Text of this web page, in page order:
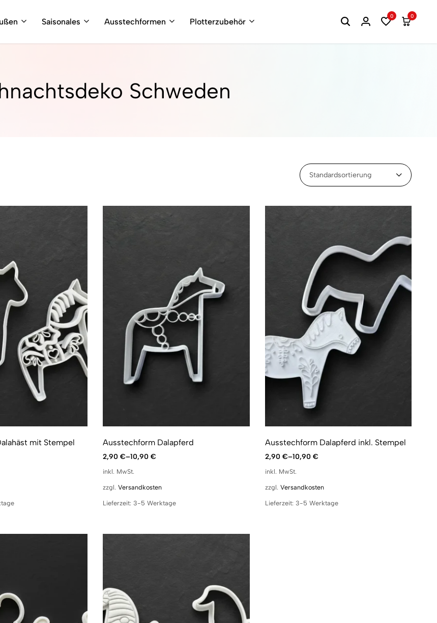
Saisonales Ausstechformen Plotterzubehör
0 0
Schweden
Standardsortierung
mit Stempel Ausstechform Dalapferd
2,90 €–10,90 €
inkl. MwSt.
zzgl. Versandkosten
Lieferzeit: 3-5 Werktage
Ausstechform Dalapferd inkl. Stempel
2,90 €–10,90 €
inkl. MwSt.
zzgl. Versandkosten
Lieferzeit: 3-5 Werktage